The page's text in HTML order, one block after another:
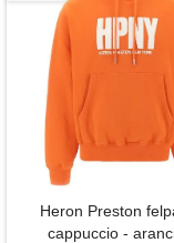
Heron Preston
cappuccio -